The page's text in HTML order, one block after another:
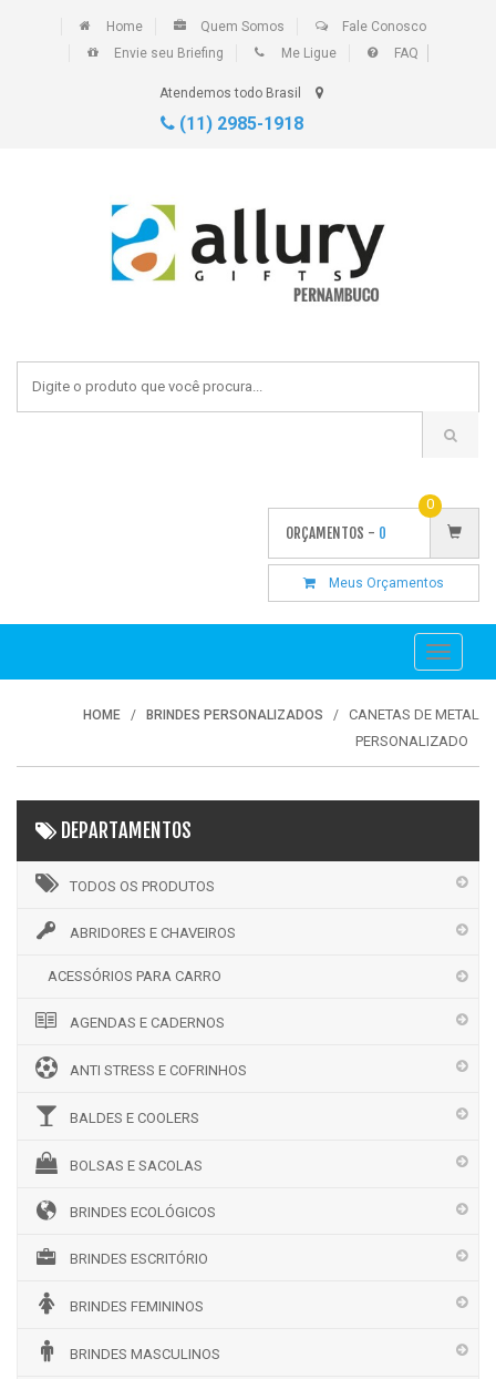
Home Quem Somos
Fale Conosco
Envie seu Briefing
Me Ligue FAQ
Atendemos todo Brasil
(11) 2985-1918
ORÇAMENTOS - 0
0
Meus Orçamentos
Toggle
HOME BRINDES PERSONALIZADOS
CANETAS DE METAL
PERSONALIZADO
DEPARTAMENTOS
TODOS OS PRODUTOS
ABRIDORES E CHAVEIROS
ACESSÓRIOS PARA CARRO
AGENDAS E CADERNOS
ANTI STRESS E COFRINHOS
BALDES E COOLERS
BOLSAS E SACOLAS
BRINDES ECOLÓGICOS
BRINDES ESCRITÓRIO
BRINDES FEMININOS
BRINDES MASCULINOS